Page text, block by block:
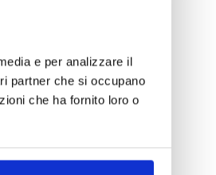
e per analizzare il
partner che si occupano
che ha fornito loro o